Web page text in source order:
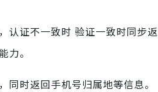
认证不一致时 验证一致时同步
。
时返回手机号归属地等信息。